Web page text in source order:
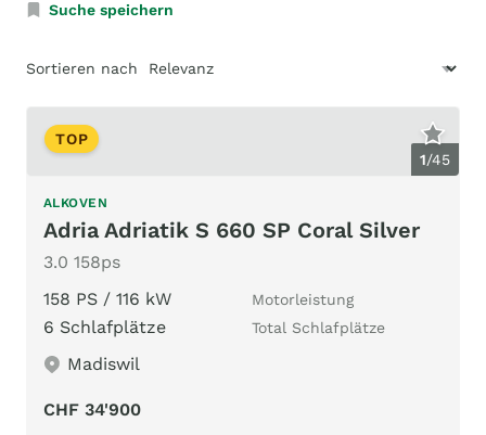
Suche speichern
Sortieren nach
1/45
TOP
ALKOVEN
Adria Adriatik S 660 SP Coral Silver
3.0 158ps
158 PS / 116 kW
Motorleistung
6 Schlafplätze Total Schlafplätze
Madiswil
CHF 34'900